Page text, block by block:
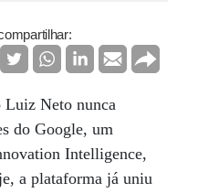
Luiz Neto nunca
do Google, um
Intelligence,
a plataforma já uniu